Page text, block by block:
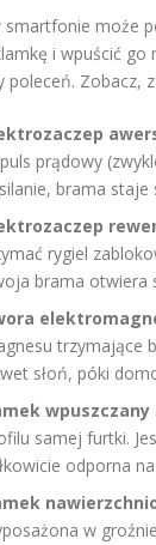
smartfonie może
i wpuścić
poleceń. Zobacz,
prądowy
brama staje
rygiel
brama otwiera
trzymające
słoń, póki
samej furtki.
odporna
w